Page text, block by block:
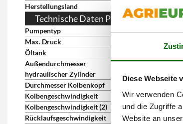
Diese Webseite
Wir verwenden
und die Zugriffe
Website an
Herstellungsland
Italien
Technische Daten Pumpe
Pumpentyp
doppelte
Max. Druck
Öltank
Außendurchmesser
hydraulischer Zylinder
80 mm
Durchmesser Kolbenkopf
Kolbengeschwindigkeit
14 cm/s
Kolbengeschwindigkeit (2)
5.5 cm/s
Rücklaufsgeschwindigkeit
9 cm/s